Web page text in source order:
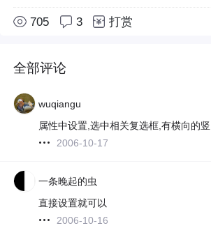
705 3 打赏
全部评论
wuqiangu
属性中设置,选中相关复选框,有横向的竖
2006-10-17
一条晚起的虫
直接设置就可以
2006-10-16